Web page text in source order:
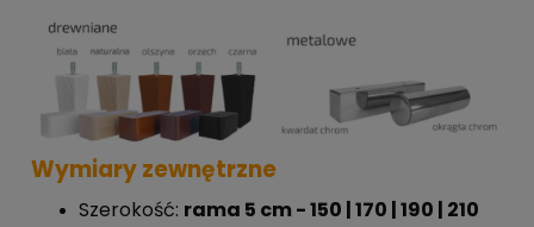
Wymiary zewnętrzne
Szerokość: rama 5 cm - 150 | 170 | 190 | 210